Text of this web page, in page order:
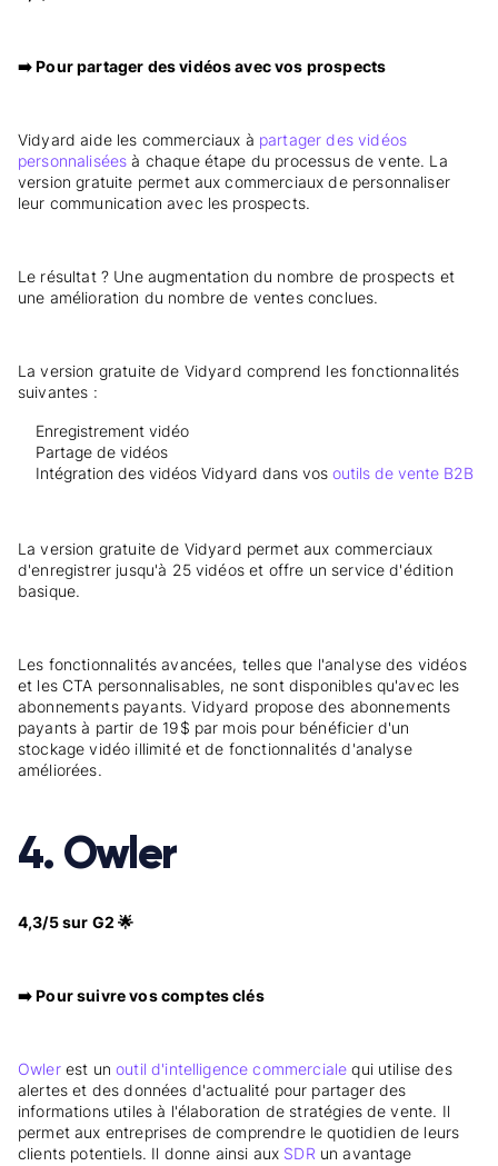
➡️ Pour partager des vidéos avec vos prospects
Vidyard aide les commerciaux à partager des vidéos
personnalisées à chaque étape du processus de vente. La
version gratuite permet aux commerciaux de personnaliser
leur communication avec les prospects.
Le résultat ? Une augmentation du nombre de prospects et
une amélioration du nombre de ventes conclues.
La version gratuite de Vidyard comprend les fonctionnalités
suivantes :
Enregistrement vidéo
Partage de vidéos
Intégration des vidéos Vidyard dans vos outils de vente B2B
La version gratuite de Vidyard permet aux commerciaux
d'enregistrer jusqu'à 25 vidéos et offre un service d'édition
basique.
Les fonctionnalités avancées, telles que l'analyse des vidéos
et les CTA personnalisables, ne sont disponibles qu'avec les
abonnements payants. Vidyard propose des abonnements
payants à partir de 19$ par mois pour bénéficier d'un
stockage vidéo illimité et de fonctionnalités d'analyse
améliorées.
4. Owler
4,3/5 sur G2 🌟
➡️ Pour suivre vos comptes clés
Owlerest unoutil d'intelligence commerciale qui utilise des
alertes et des données d'actualité pour partager des
informations utiles à l'élaboration de stratégies de vente. Il
permet aux entreprises de comprendre le quotidien de leurs
clients potentiels. Il donne ainsi aux SDR un avantage